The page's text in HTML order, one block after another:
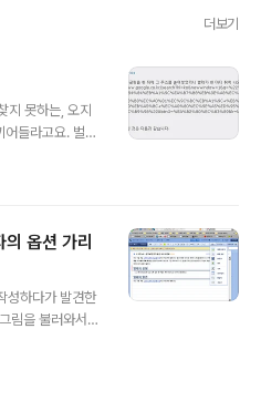
더보기
지 못하는, 오지
들라고요. 벌레
습니다. [code
옵션 가리
성하다가 발견한
림을 불러와서
서 그 옵션을 가